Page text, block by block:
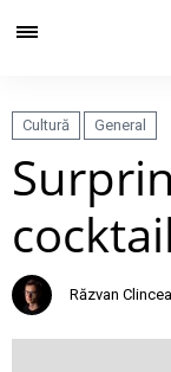
Cultură General
Răzvan